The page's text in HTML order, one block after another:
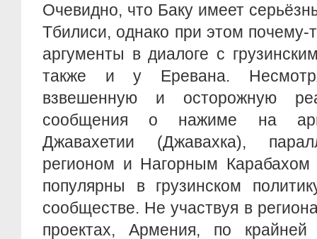
Очевидно, что Баку имеет
Тбилиси, однако при этом почему-
аргументы в диалоге с
также и у Еревана.
взвешенную и осторожную
сообщения о нажиме на
Джавахетии (Джавахка),
регионом и Нагорным Карабахом
популярны в грузинском
сообществе. Не участвуя в
проектах, Армения, по крайней